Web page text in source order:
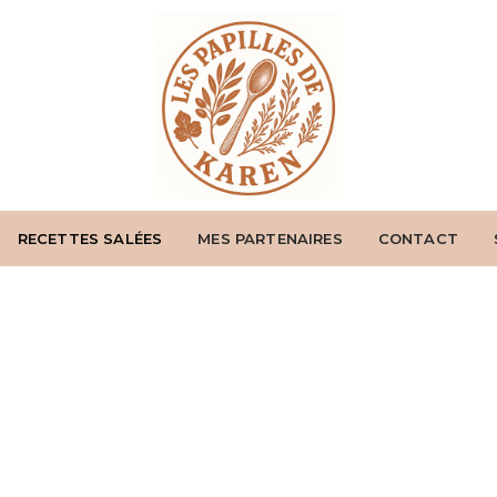
RECETTES SALÉES MES PARTENAIRES CONTACT